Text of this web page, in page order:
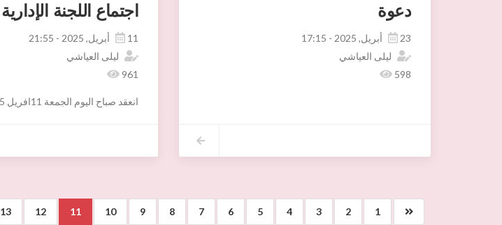
دعوة
23 أبريل, 2025 - 17:15
ليلى العياشي
598
اجتماع اللجنة الإدارية
11 أبريل, 2025 - 21:55
ليلى العياشي
961
انعقد صباح اليوم الجمعة 11افريل 2025بقصر بلدية أريانة اجتماع اللجنة الإدارية بإشراف السيدةسنيا شعيب المكلفة بتسيير شؤون البلدية وبحضور أعضاءها وذلك للنظر
1
2
3
4
5
6
7
8
9
10
11
12
13